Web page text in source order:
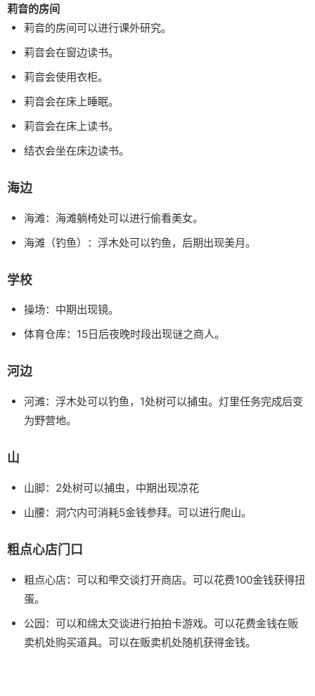
莉音的房间
莉音的房间可以进行课外研究。
莉音会在窗边读书。
莉音会使用衣柜。
莉音会在床上睡眠。
莉音会在床上读书。
结衣会坐在床边读书。
海边
海滩：海滩躺椅处可以进行偷看美女。
海滩（钓鱼）：浮木处可以钓鱼，后期出现美月。
学校
操场：中期出现镜。
体育仓库：15日后夜晚时段出现谜之商人。
河边
河滩：浮木处可以钓鱼，1处树可以捕虫。灯里任务完成后变
为野营地。
山
山脚：2处树可以捕虫，中期出现凉花
山腰：洞穴内可消耗5金钱参拜。可以进行爬山。
粗点心店门口
粗点心店：可以和雫交谈打开商店。可以花费100金钱获得扭
蛋。
公园：可以和绵太交谈进行拍拍卡游戏。可以花费金钱在贩
卖机处购买道具。可以在贩卖机处随机获得金钱。